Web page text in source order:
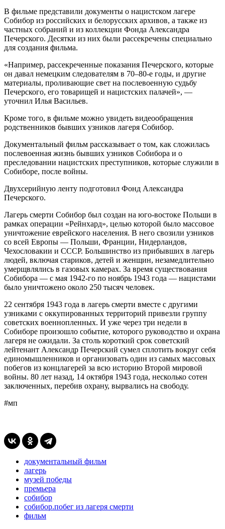
В фильме представили документы о нацистском лагере
Собибор из российских и белорусских архивов, а также из
частных собраний и из коллекции Фонда Александра
Печерского. Десятки из них были рассекречены специально
для создания фильма.
«Например, рассекреченные показания Печерского, которые
он давал немецким следователям в 70–80-е годы, и другие
материалы, проливающие свет на послевоенную судьбу
Печерского, его товарищей и нацистских палачей», —
уточнил Илья Васильев.
Кроме того, в фильме можно увидеть видеообращения
родственников бывших узников лагеря Собибор.
Документальный фильм рассказывает о том, как сложилась
послевоенная жизнь бывших узников Собибора и о
преследовании нацистских преступников, которые служили в
Собиборе, после войны.
Двухсерийную ленту подготовил Фонд Александра
Печерского.
Лагерь смерти Собибор был создан на юго-востоке Польши в
рамках операции «Рейнхард», целью которой было массовое
уничтожение еврейского населения. В него свозили узников
со всей Европы — Польши, Франции, Нидерландов,
Чехословакии и СССР. Большинство из прибывших в лагерь
людей, включая стариков, детей и женщин, незамедлительно
умерщвлялись в газовых камерах. За время существования
Собибора — с мая 1942-го по ноябрь 1943 года — нацистами
было уничтожено около 250 тысяч человек.
22 сентября 1943 года в лагерь смерти вместе с другими
узниками с оккупированных территорий привезли группу
советских военнопленных. И уже через три недели в
Собиборе произошло событие, которого руководство и охрана
лагеря не ожидали. За столь короткий срок советский
лейтенант Александр Печерский сумел сплотить вокруг себя
единомышленников и организовать один из самых массовых
побегов из концлагерей за всю историю Второй мировой
войны. 80 лет назад, 14 октября 1943 года, несколько сотен
заключенных, перебив охрану, вырвались на свободу.
#мп
документальный фильм
лагерь
музей победы
премьера
собибор
собибор.побег из лагеря смерти
фильм